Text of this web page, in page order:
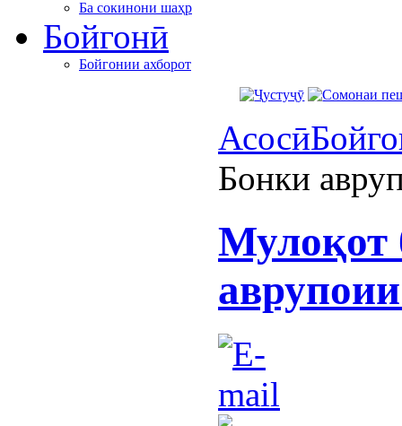
Ба сокинони шаҳр
Бойгонӣ
Бойгонии ахборот
Асосӣ
Бонки
Мулоқот